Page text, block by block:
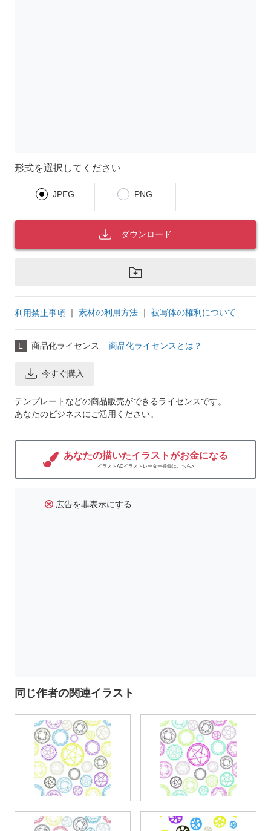
形式を選択してください
JPEG PNG
ダウンロード
利用禁止事項 ｜ 素材の利用方法 ｜ 被写体の権利について
L 商品化ライセンス 商品化ライセンスとは？
今すぐ購入
テンプレートなどの商品販売ができるライセンスです。
あなたのビジネスにご活用ください。
あなたの描いたイラストがお金になる
イラストACイラストレーター登録はこちら>
広告を非表示にする
同じ作者の関連イラスト